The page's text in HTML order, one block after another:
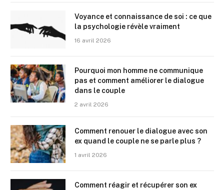
Voyance et connaissance de soi : ce que
la psychologie révèle vraiment
16 avril 2026
Pourquoi mon homme ne communique
pas et comment améliorer le dialogue
dans le couple
2 avril 2026
Comment renouer le dialogue avec son
ex quand le couple ne se parle plus ?
1 avril 2026
Comment réagir et récupérer son ex